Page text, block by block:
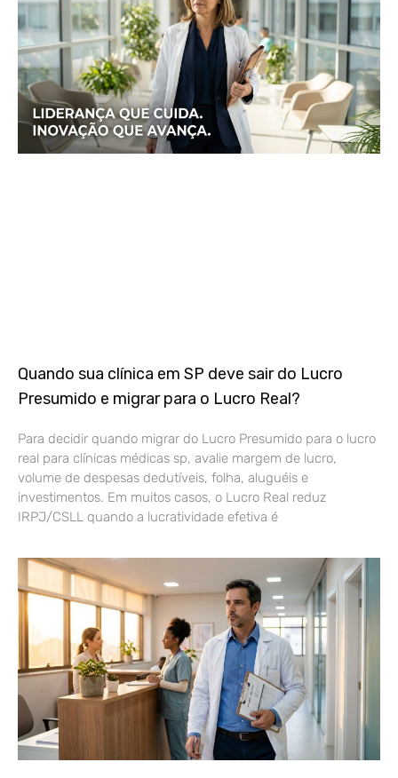
Quando sua clínica em SP deve sair do Lucro
Presumido e migrar para o Lucro Real?
Para decidir quando migrar do Lucro Presumido para o lucro
real para clínicas médicas sp, avalie margem de lucro,
volume de despesas dedutíveis, folha, aluguéis e
investimentos. Em muitos casos, o Lucro Real reduz
IRPJ/CSLL quando a lucratividade efetiva é